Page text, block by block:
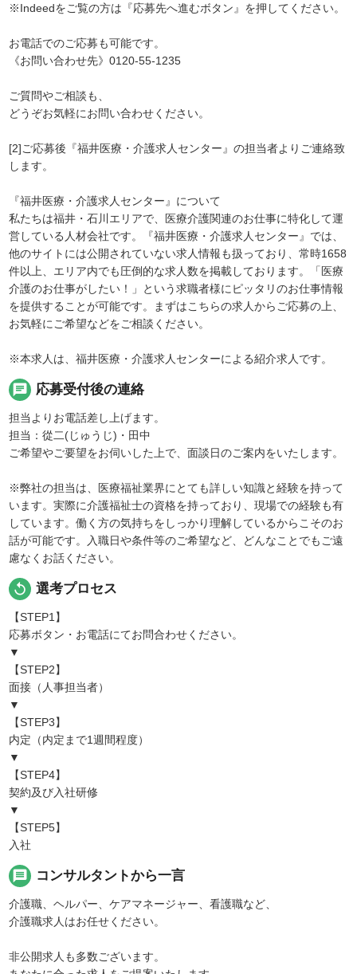
※Indeedをご覧の方は『応募先へ進むボタン』を押してください。
お電話でのご応募も可能です。
《お問い合わせ先》0120-55-1235
ご質問やご相談も、
どうぞお気軽にお問い合わせください。
[2]ご応募後『福井医療・介護求人センター』の担当者よりご連絡致
します。
『福井医療・介護求人センター』について
私たちは福井・石川エリアで、医療介護関連のお仕事に特化して運
営している人材会社です。『福井医療・介護求人センター』では、
他のサイトには公開されていない求人情報も扱っており、常時1658
件以上、エリア内でも圧倒的な求人数を掲載しております。「医療
介護のお仕事がしたい！」という求職者様にピッタリのお仕事情報
を提供することが可能です。まずはこちらの求人からご応募の上、
お気軽にご希望などをご相談ください。
※本求人は、福井医療・介護求人センターによる紹介求人です。
chat 応募受付後の連絡
担当よりお電話差し上げます。
担当：從二(じゅうじ)・田中
ご希望やご要望をお伺いした上で、面談日のご案内をいたします。
※弊社の担当は、医療福祉業界にとても詳しい知識と経験を持って
います。実際に介護福祉士の資格を持っており、現場での経験も有
しています。働く方の気持ちをしっかり理解しているからこそのお
話が可能です。入職日や条件等のご希望など、どんなことでもご遠
慮なくお話ください。
replay 選考プロセス
【STEP1】
応募ボタン・お電話にてお問合わせください。
▼
【STEP2】
面接（人事担当者）
▼
【STEP3】
内定（内定まで1週間程度）
▼
【STEP4】
契約及び入社研修
▼
【STEP5】
入社
message コンサルタントから一言
介護職、ヘルパー、ケアマネージャー、看護職など、
介護職求人はお任せください。
非公開求人も多数ございます。